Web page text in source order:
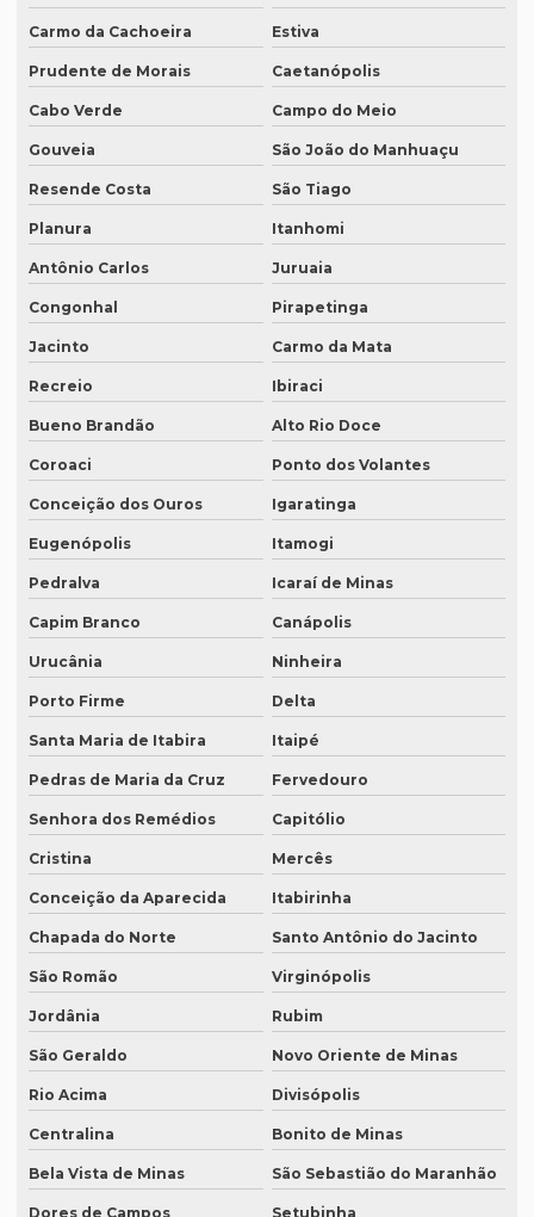
Onde fazer tradução em porto alegre
Onde fazer transcrição de áudio para texto
Orçamento inglês tradução
Orçamento legendagem
Preço interpretação simultânea
Preço lauda tradução
Preço tabela tradução inglês
Preço para tradução
Preço de tradução de árabe
Preço tradução em chinês
Preço tradução para francês
Preço tradução francês portugues
Preço de tradução juramentada
Preço tradução juramentada alemão
Preço tradução juramentada brasil
Preço de tradução juramentada italiano
Preço tradução por página
Preço tradução por palavra
Preço tradução português inglês
Preço tradução russo
Preço tradução russo português
Preço tradução simultânea
Preço tradução técnica
Preço tradutor juramentado
Preço de um artigo científico
Profissional que realiza a tradução simultânea
Carmo da Cachoeira Estiva
Prudente de Morais Caetanópolis
Cabo Verde Campo do Meio
Gouveia São João do Manhuaçu
Resende Costa São Tiago
Planura Itanhomi
Antônio Carlos Juruaia
Congonhal Pirapetinga
Jacinto Carmo da Mata
Recreio Ibiraci
Bueno Brandão Alto Rio Doce
Coroaci Ponto dos Volantes
Conceição dos Ouros Igaratinga
Eugenópolis Itamogi
Pedralva Icaraí de Minas
Capim Branco Canápolis
Urucânia Ninheira
Porto Firme Delta
Santa Maria de Itabira Itaipé
Pedras de Maria da Cruz Fervedouro
Senhora dos Remédios Capitólio
Cristina Mercês
Conceição da Aparecida Itabirinha
Chapada do Norte Santo Antônio do Jacinto
São Romão Virginópolis
Jordânia Rubim
São Geraldo Novo Oriente de Minas
Rio Acima Divisópolis
Centralina Bonito de Minas
Bela Vista de Minas São Sebastião do Maranhão
Dores de Campos Setubinha